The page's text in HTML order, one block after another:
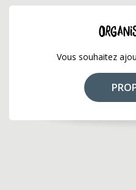
Vous souhaitez